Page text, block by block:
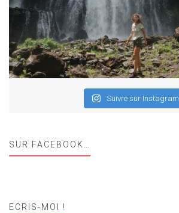
Suivre sur Instagram
SUR FACEBOOK…
ECRIS-MOI !